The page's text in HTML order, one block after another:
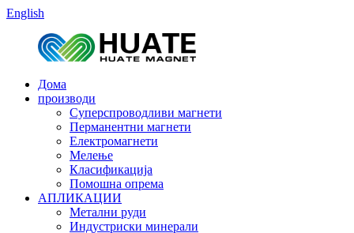
English
Дома
производи
Суперспроводливи магнети
Перманентни магнети
Електромагнети
Мелење
Класификација
Помошна опрема
АПЛИКАЦИИ
Метални руди
Индустриски минерали